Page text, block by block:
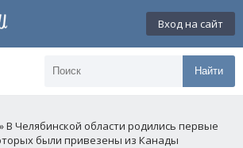
Вход на сайт
Найти
» В Челябинской области родились первые
были привезены из Канады